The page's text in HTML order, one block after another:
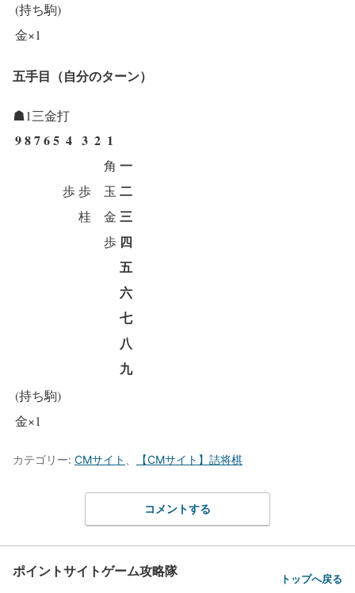
(持ち駒)
金×1
五手目（自分のターン）
☗1三金打
98765 4 3 2 1
角 一
歩歩 玉 二
桂 金 三
歩 四
五
六
七
八
九
(持ち駒)
金×1
カテゴリー: CMサイト 【CMサイト】詰将棋
コメントする
ポイントサイトゲーム攻略隊 トップへ戻る